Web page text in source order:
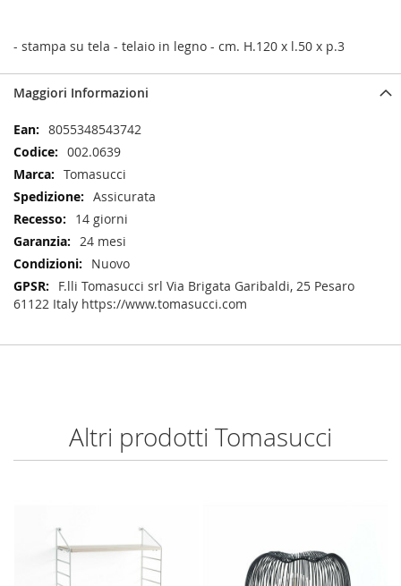
- stampa su tela - telaio in legno - cm. H.120 x l.50 x p.3
Maggiori Informazioni
Maggiori
Informazioni
8055348543742
002.0639
Tomasucci
Assicurata
14 giorni
24 mesi
Nuovo
F.lli Tomasucci srl Via Brigata Garibaldi, 25 Pesaro
61122 Italy https://www.tomasucci.com
Altri prodotti Tomasucci